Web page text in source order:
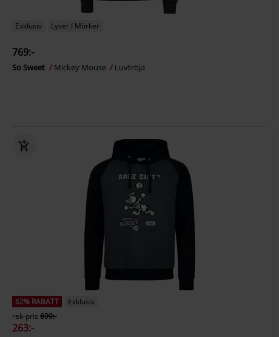
Exklusiv Lyser I Mörker
769:-
So Sweet Mickey Mouse Luvtröja
62% RABATT
Exklusiv
rek-pris 699:-
263:-